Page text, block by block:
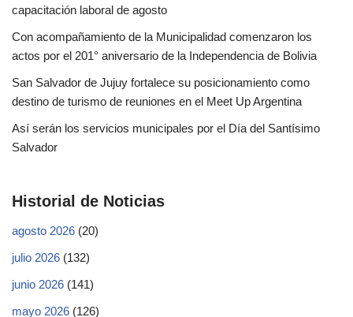
capacitación laboral de agosto
Con acompañamiento de la Municipalidad comenzaron los
actos por el 201° aniversario de la Independencia de Bolivia
San Salvador de Jujuy fortalece su posicionamiento como
destino de turismo de reuniones en el Meet Up Argentina
Así serán los servicios municipales por el Día del Santísimo
Salvador
Historial de Noticias
agosto 2026 (20)
julio 2026 (132)
junio 2026 (141)
mayo 2026 (126)